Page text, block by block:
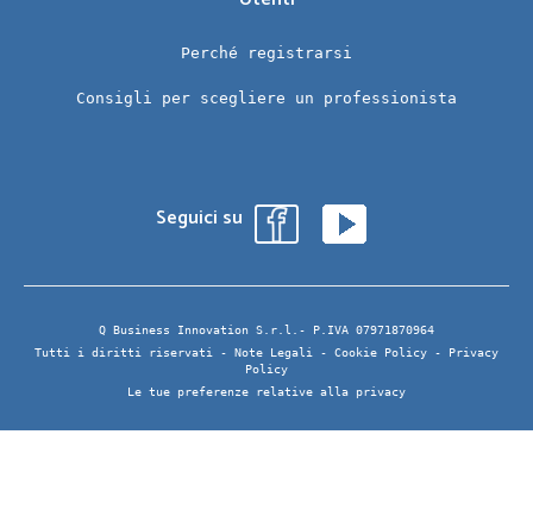
Perché registrarsi
Consigli per scegliere un professionista
Seguici su
Q Business Innovation S.r.l.- P.IVA 07971870964
Tutti i diritti riservati - Note Legali - Cookie Policy -
Privacy
Policy
Le tue preferenze relative alla privacy